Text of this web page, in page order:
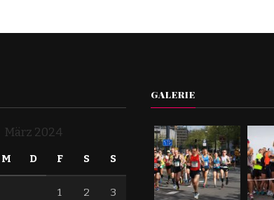
März 2024
M D F S S
1 2 3
GALERIE